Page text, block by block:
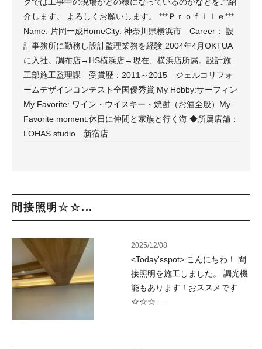
介します。 よろしくお願いします。 ***Ｐｒｏｆｉｌｅ***
Name: 片岡一成HomeCity: 神奈川県横浜市 Career： 設
計事務所に勤務し設計監理業務を経験 2004年4月OKTUA
に入社。調布店→HS横浜店→現在、横浜店所属。設計施
工部施工監理課 受賞歴：2011～2015 ジェルコリフォ
ームデザインコンテスト全国優秀賞 My Hobby:サーフィン
My Favorite: ワイン・ウイスキー・焼酎（お酒全般）My
Favorite moment:休日に仲間と家族と行く海 ◆所属店舗：
LOHAS studio 新宿店
間接照明☆☆...
2025/12/08
<Today'sspot> こんにちわ！ 間
接照明を施工しました。 調光機
能もあります！おススメです
☆☆☆ ...